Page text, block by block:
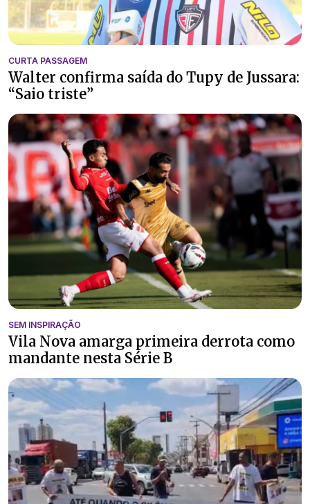
CURTA PASSAGEM
Walter confirma saída do Tupy de Jussara:
“Saio triste”
SEM INSPIRAÇÃO
Vila Nova amarga primeira derrota como
mandante nesta Série B